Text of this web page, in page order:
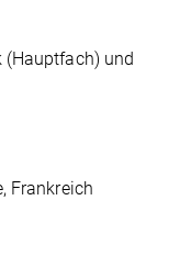
(Hauptfach) und
Frankreich